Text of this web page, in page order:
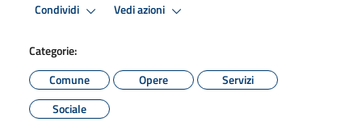
Condividi Vedi azioni
Categorie:
Comune
Opere
Servizi
Sociale